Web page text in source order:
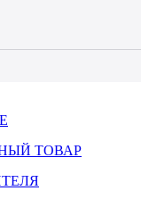
ТОВАР